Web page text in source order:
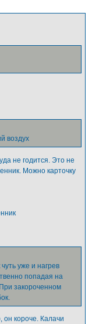
воздух
не годится. Это не
Можно карточку
уже и нагрев
попадая на
закороченном
он короче. Калачи